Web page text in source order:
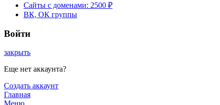
Сайты с доменами: 2500 ₽
ВК, ОК группы
Войти
закрыть
Еще нет аккаунта?
Создать аккаунт
Главная